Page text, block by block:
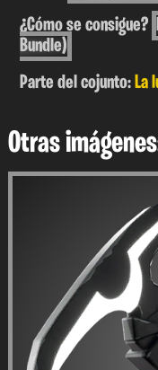
¿Cómo se consigue?
Bundle)
Parte del cojunto:La
Otras